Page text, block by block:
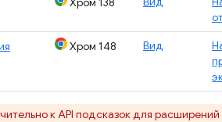
Хром 148 Вид
к API подсказок для